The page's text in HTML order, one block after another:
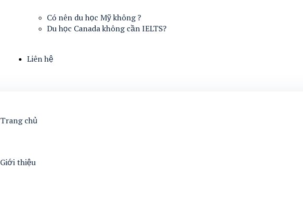
Có nên du học Mỹ không ?
Du học Canada không cần IELTS?
Liên hệ
Trang chủ
Giới thiệu